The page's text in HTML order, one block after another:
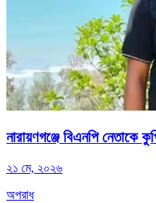
নারায়ণগঞ্জে বিএনপি নেতাকে
২১ মে, ২০২৬
অপরাধ